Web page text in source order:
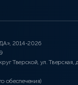
2014-2026
Тверской, ул. Тверская,
обеспечения)